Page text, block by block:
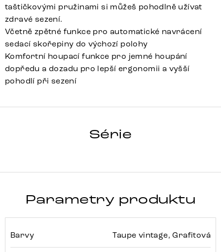
taštičkovými pružinami si můžeš pohodlně užívat
zdravé sezení.
Včetně zpětné funkce pro automatické navrácení
sedací skořepiny do výchozí polohy
Komfortní houpací funkce pro jemné houpání
dopředu a dozadu pro lepší ergonomii a vyšší
pohodlí při sezení
Série
ZOA-FLEX
Parametry produktu
Barvy Taupe vintage, Grafitová